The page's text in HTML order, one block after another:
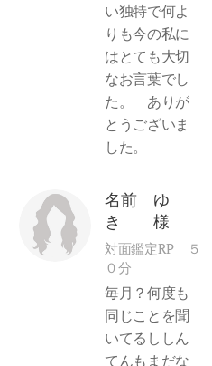
い独特で何よ
りも今の私に
はとても大切
なお言葉でし
た。 ありが
とうございま
した。
名前 ゆ
き 様
対面鑑定RP ５
０分
毎月？何度も
同じことを聞
いてるししん
てんもまだな